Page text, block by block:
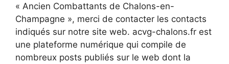
« Ancien Combattants de Chalons-en-
Champagne », merci de contacter les contacts
indiqués sur notre site web. acvg-chalons.fr est
une plateforme numérique qui compile de
nombreux posts publiés sur le web dont la